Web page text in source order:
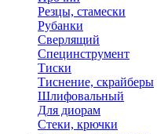
Резцы, стамески
Рубанки
Сверлящий
Специнструмент
Тиски
Тиснение, скрайберы
Шлифовальный
Для диорам
Стеки, крючки